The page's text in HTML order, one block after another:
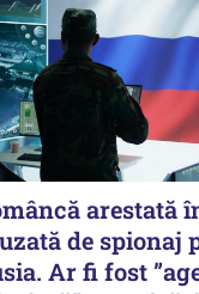
arestată
de spionaj
Ar fi fost